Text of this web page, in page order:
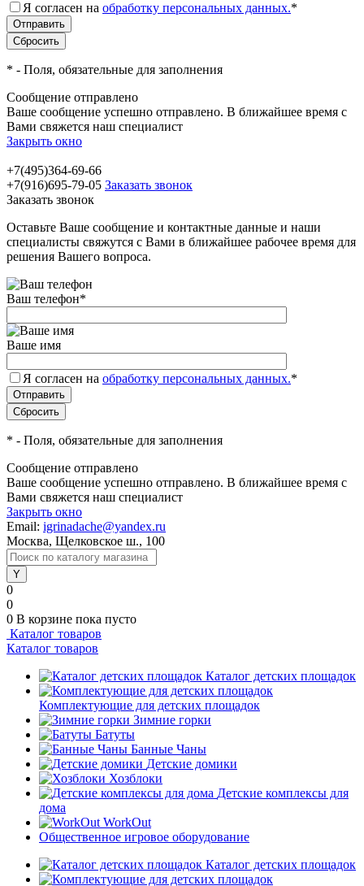
Я согласен на обработку персональных данных.*
* - Поля, обязательные для заполнения
Сообщение отправлено
Ваше сообщение успешно отправлено. В ближайшее время с
Вами свяжется наш специалист
Закрыть окно
+7(495)364-69-66
+7(916)695-79-05 Заказать звонок
Заказать звонок
Оставьте Ваше сообщение и контактные данные и наши
специалисты свяжутся с Вами в ближайшее рабочее время для
решения Вашего вопроса.
Ваш телефон*
Ваше имя
Я согласен на обработку персональных данных.*
* - Поля, обязательные для заполнения
Сообщение отправлено
Ваше сообщение успешно отправлено. В ближайшее время с
Вами свяжется наш специалист
Закрыть окно
Email: igrinadache@yandex.ru
Москва, Щелковское ш., 100
0
0
0 В корзине пока пусто
Каталог товаров
Каталог товаров
Каталог детских площадок
Комплектующие для детских площадок
Зимние горки
Батуты
Банные Чаны
Детские домики
Хозблоки
Детские комплексы для
дома
WorkOut
Общественное игровое оборудование
Каталог детских площадок